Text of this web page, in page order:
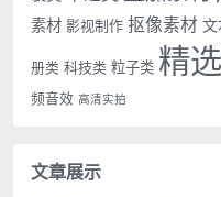
素材 影视制作 抠像素材 文
册类 科技类 粒子类 精
频音效 高清实拍
文章展示